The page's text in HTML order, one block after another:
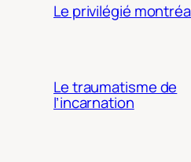
Le privilégié
Le traumatisme de
l’incarnation